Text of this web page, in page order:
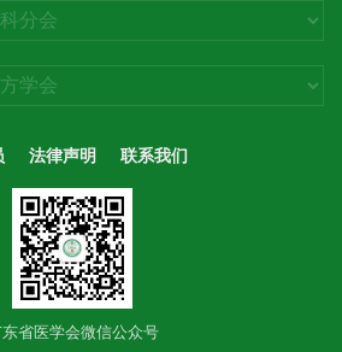
法律声明 联系我们
东省医学会微信公众号